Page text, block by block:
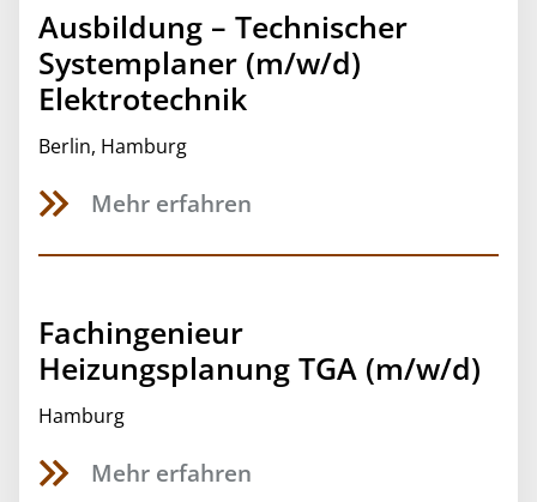
Ausbildung – Technischer
Systemplaner (m/w/d)
Elektrotechnik
Berlin, Hamburg
Mehr erfahren
Fachingenieur
Heizungsplanung TGA (m/w/d)
Hamburg
Mehr erfahren